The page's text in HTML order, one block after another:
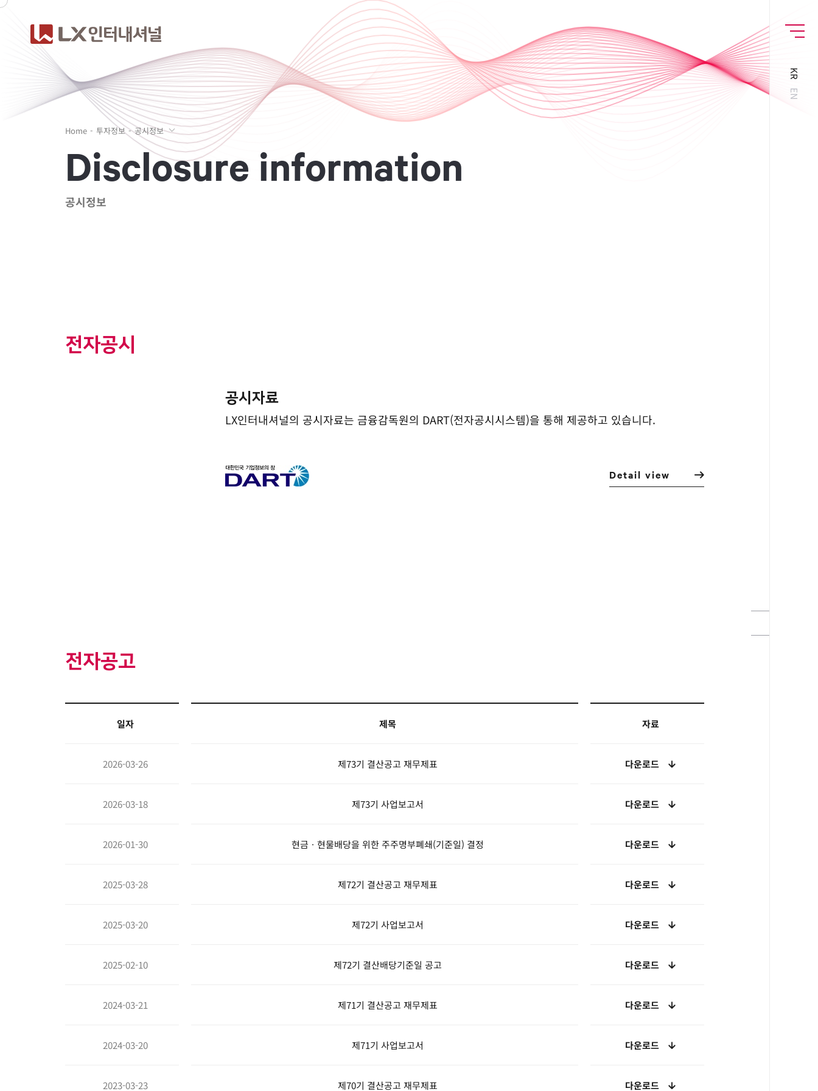
MENU
KR
EN
Home 투자정보 공시정보
Disclosure information
공시정보
전자공시
공시자료
LX인터내셔널의 공시자료는 금융감독원의 DART(전자공시시스템)을 통해 제공하고 있습니다.
Detail view
전자공고
일자 제목 자료
2026-03-26 제73기 결산공고 재무제표 다운로드
2026-03-18 제73기 사업보고서 다운로드
2026-01-30 현금ㆍ현물배당을 위한 주주명부폐쇄(기준일) 결정 다운로드
2025-03-28 제72기 결산공고 재무제표 다운로드
2025-03-20 제72기 사업보고서 다운로드
2025-02-10 제72기 결산배당기준일 공고 다운로드
2024-03-21 제71기 결산공고 재무제표 다운로드
2024-03-20 제71기 사업보고서 다운로드
2023-03-23 제70기 결산공고 재무제표 다운로드